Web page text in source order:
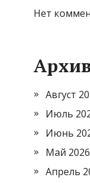
Нет
Август
Июль
Июнь
Май 2026
Апрель